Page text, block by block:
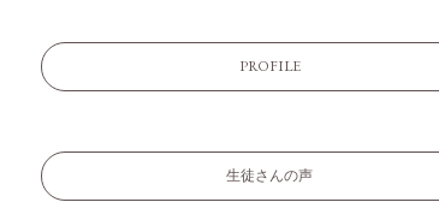
PROFILE
生徒さんの声